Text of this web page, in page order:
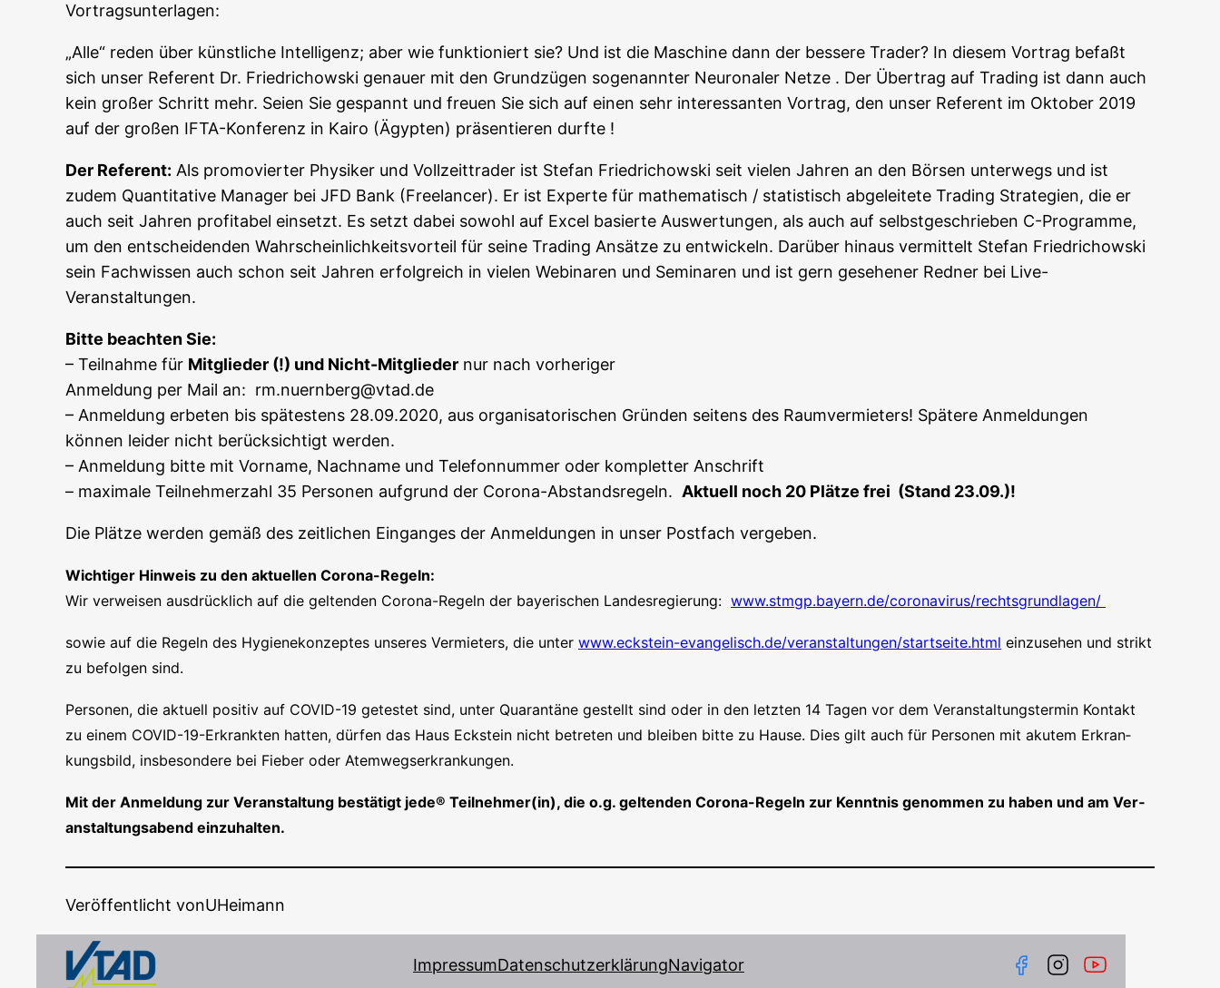
Vor­trags­un­ter­la­gen:
„Alle“ reden über künst­li­che Intel­li­genz; aber wie funk­tio­niert sie? Und ist die Maschi­ne dann der bes­se­re Trader? In die­sem Vor­trag befaßt
sich unser Refe­rent Dr. Fried­richow­ski genau­er mit den Grund­zü­gen soge­nann­ter Neu­ro­na­ler Net­ze . Der Über­trag auf Tra­ding ist dann auch
kein gro­ßer Schritt mehr. Sei­en Sie gespannt und freu­en Sie sich auf einen sehr inter­es­san­ten Vor­trag, den unser Refe­rent im Okto­ber 2019
auf der gro­ßen IFTA-Kon­fe­renz in Kai­ro (Ägyp­ten) prä­sen­tie­ren durfte !
Der Refe­rent: Als pro­mo­vier­ter Phy­si­ker und Voll­zeit­t­rader ist Ste­fan Fried­richow­ski seit vie­len Jah­ren an den Bör­sen unter­wegs und ist
zudem Quan­ti­ta­ti­ve Mana­ger bei JFD Bank (Free­lan­cer). Er ist Exper­te für mathe­ma­tisch / sta­tis­tisch abge­lei­te­te Tra­ding Stra­te­gien, die er
auch seit Jah­ren pro­fi­ta­bel ein­setzt. Es setzt dabei sowohl auf Excel basier­te Aus­wer­tun­gen, als auch auf selbst­ge­schrie­ben C-Pro­gram­me,
um den ent­schei­den­den Wahr­schein­lich­keits­vor­teil für sei­ne Tra­ding Ansät­ze zu ent­wi­ckeln. Dar­über hin­aus ver­mit­telt Ste­fan Fried­richow­ski
sein Fach­wis­sen auch schon seit Jah­ren erfolg­reich in vie­len Web­i­na­ren und Semi­na­ren und ist gern gese­he­ner Red­ner bei Live-
Veranstaltungen.
Bit­te beach­ten Sie:
– Teil­nah­me für Mit­glie­der (!) und Nicht-Mit­glie­der nur nach vorheriger
Anmel­dung per Mail an: rm.nuernberg@vtad.de
– Anmel­dung erbe­ten bis spä­tes­tens 28.09.2020, aus orga­ni­sa­to­ri­schen Grün­den sei­tens des Raum­ver­mie­ters! Spä­te­re Anmeldungen
kön­nen lei­der nicht berück­sich­tigt werden.
– Anmel­dung bit­te mit Vor­na­me, Nach­na­me und Tele­fon­num­mer oder kom­plet­ter Anschrift
– maxi­ma­le Teil­neh­mer­zahl 35 Per­so­nen auf­grund der Coro­na-Abstands­re­geln. Aktu­ell noch 20 Plät­ze frei (Stand 23.09.)!
Die Plät­ze wer­den gemäß des zeit­li­chen Ein­gan­ges der Anmel­dun­gen in unser Post­fach vergeben.
Wich­ti­ger Hin­weis zu den aktu­el­len Corona-Regeln:
Wir ver­wei­sen aus­drück­lich auf die gel­ten­den Coro­na-Regeln der baye­ri­schen Lan­des­re­gie­rung: www.stmgp.bayern.de/coronavirus/rechtsgrundlagen/
sowie auf die Regeln des Hygie­ne­kon­zep­tes unse­res Ver­mie­ters, die unter www.eckstein-evangelisch.de/veranstaltungen/startseite.html ein­zu­se­hen und strikt
zu befol­gen sind.
Per­so­nen, die aktu­ell posi­tiv auf COVID-19 getes­tet sind, unter Qua­ran­tä­ne gestellt sind oder in den letz­ten 14 Tagen vor dem Ver­an­stal­tungs­ter­min Kon­takt
zu einem COVID-19-Erkrank­ten hat­ten, dür­fen das Haus Eck­stein nicht betre­ten und blei­ben bit­te zu Hau­se. Dies gilt auch für Per­so­nen mit aku­tem Erkran­
kungs­bild, ins­be­son­de­re bei Fie­ber oder Atemwegserkrankungen.
Mit der Anmel­dung zur Ver­an­stal­tung bestä­tigt jede® Teilnehmer(in), die o.g. gel­ten­den Coro­na-Regeln zur Kennt­nis genom­men zu haben und am Ver­
an­stal­tungs­abend einzuhalten.
Veröffentlicht vonUHeimann
ImpressumDatenschutzerklärungNavigator